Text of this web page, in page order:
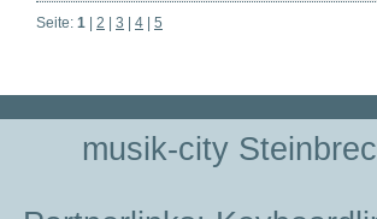
Seite: 1 2 3 4 5
musik-city